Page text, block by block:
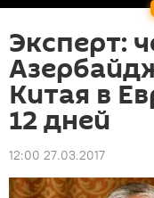
Эксперт:
Китая в
12 дней
12:00 27.03.2017